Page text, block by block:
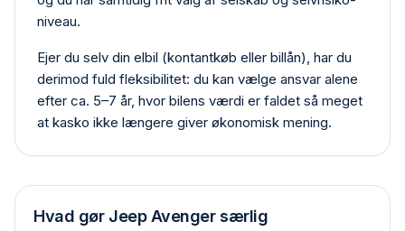
niveau.
Ejer du selv din elbil (kontant­køb eller billån), har du
derimod fuld fleksibilitet: du kan vælge ansvar alene
efter ca. 5–7 år, hvor bilens værdi er faldet så meget
at kasko ikke længere giver økonomisk mening.
Hvad gør Jeep Avengersærlig